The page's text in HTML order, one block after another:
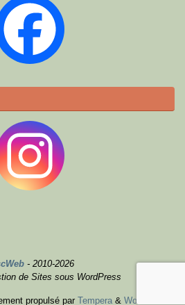
- 2010-2026
de Sites sous WordPress
propulsé par Tempera & WordPress.